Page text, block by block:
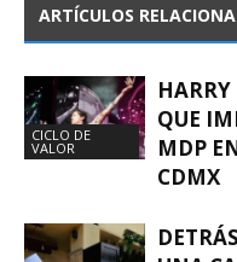
ARTÍCULOS
CICLO DE
VALOR
HARRY
QUE
MDP
CDMX